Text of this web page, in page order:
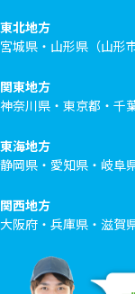
東北地方
宮城県・山形県（山形
関東地方
神奈川県・東京都・千
東海地方
静岡県・愛知県・岐阜
関西地方
大阪府・兵庫県・滋賀